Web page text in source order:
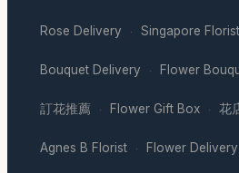
Rose Delivery · Singapore Florist
Bouquet Delivery · Flower
訂花推薦 · Flower Gift Box · 花
Agnes B Florist · Flower Delivery